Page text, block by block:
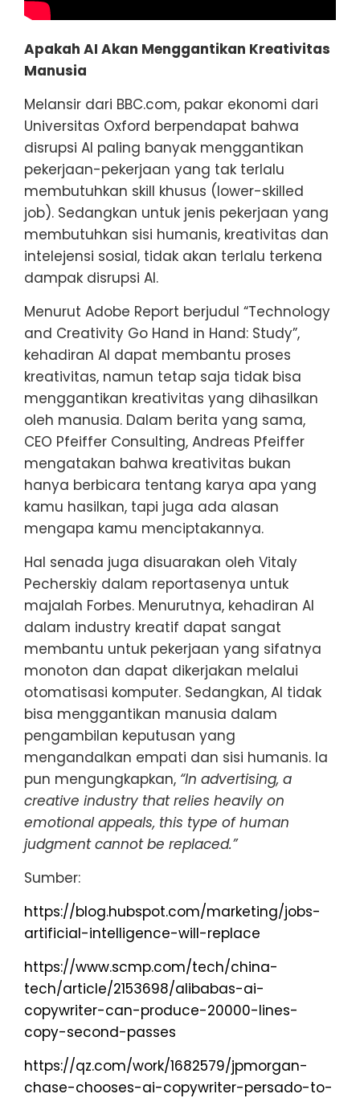
Apakah AI Akan Menggantikan Kreativitas
Manusia
Melansir dari BBC.com, pakar ekonomi dari
Universitas Oxford berpendapat bahwa
disrupsi AI paling banyak menggantikan
pekerjaan-pekerjaan yang tak terlalu
membutuhkan skill khusus (lower-skilled
job). Sedangkan untuk jenis pekerjaan yang
membutuhkan sisi humanis, kreativitas dan
intelejensi sosial, tidak akan terlalu terkena
dampak disrupsi AI.
Menurut Adobe Report berjudul “Technology
and Creativity Go Hand in Hand: Study”,
kehadiran AI dapat membantu proses
kreativitas, namun tetap saja tidak bisa
menggantikan kreativitas yang dihasilkan
oleh manusia. Dalam berita yang sama,
CEO Pfeiffer Consulting, Andreas Pfeiffer
mengatakan bahwa kreativitas bukan
hanya berbicara tentang karya apa yang
kamu hasilkan, tapi juga ada alasan
mengapa kamu menciptakannya.
Hal senada juga disuarakan oleh Vitaly
Pecherskiy dalam reportasenya untuk
majalah Forbes. Menurutnya, kehadiran AI
dalam industry kreatif dapat sangat
membantu untuk pekerjaan yang sifatnya
monoton dan dapat dikerjakan melalui
otomatisasi komputer. Sedangkan, AI tidak
bisa menggantikan manusia dalam
pengambilan keputusan yang
mengandalkan empati dan sisi humanis. Ia
pun mengungkapkan, “In advertising, a
creative industry that relies heavily on
emotional appeals, this type of human
judgment cannot be replaced.”
Sumber:
https://blog.hubspot.com/marketing/jobs-
artificial-intelligence-will-replace
https://www.scmp.com/tech/china-
tech/article/2153698/alibabas-ai-
copywriter-can-produce-20000-lines-
copy-second-passes
https://qz.com/work/1682579/jpmorgan-
chase-chooses-ai-copywriter-persado-to-